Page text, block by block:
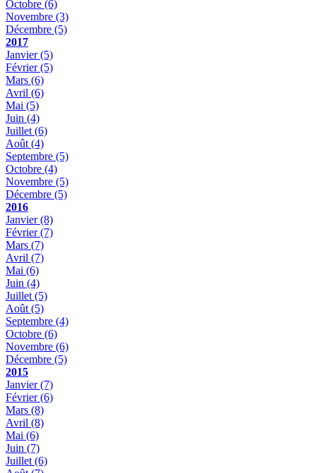
Octobre (6)
Novembre (3)
Décembre (5)
2017
Janvier(5)
Février(5)
Mars (6)
Avril (6)
Mai (5)
Juin (4)
Juillet (6)
Août (4)
Septembre (5)
Octobre (4)
Novembre (5)
Décembre (5)
2016
Janvier(8)
Février(7)
Mars (7)
Avril (7)
Mai (6)
Juin (4)
Juillet (5)
Août (5)
Septembre (4)
Octobre (6)
Novembre (6)
Décembre (5)
2015
Janvier(7)
Février(6)
Mars (8)
Avril (8)
Mai (6)
Juin (7)
Juillet (6)